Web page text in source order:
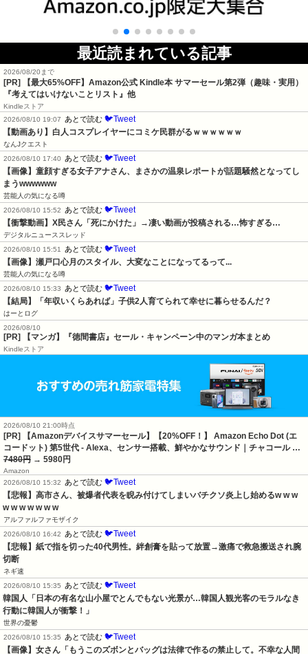
最近読まれている記事
2026/08/20まで
[PR]
【最大65%OFF】Amazon公式 Kindle本 サマーセール第2弾（趣味・実用）
『考えてはいけないことリスト』他
Kindleストア
2026/08/10 19:07
あとで読む 🐦Tweet
【動画あり】白人コスプレイヤーにコミケ民群がるｗｗｗｗｗｗ
なんJクエスト
2026/08/10 17:40
あとで読む 🐦Tweet
【画像】童顔すぎる女子アナさん、まさかの温泉レポートが話題騒然となってし
まうwwwwww
芸能人の気になる噂
2026/08/10 15:52
あとで読む 🐦Tweet
【衝撃動画】X民さん「死にかけた」→凄い動画が投稿される…怖すぎる…
デジタルニューススレッド
2026/08/10 15:51
あとで読む 🐦Tweet
【画像】瀬戸口心月のスタイル、大変なことになってるって...
芸能人の気になる噂
2026/08/10 15:33
あとで読む 🐦Tweet
【結局】「年収いくらあれば」子供2人育てられて幸せに暮らせるんだ？
はーとログ
2026/08/10
[PR] 【マンガ】『徳間書店』セール・キャンペーン中のマンガ本まとめ
Kindleストア
2026/08/10 21:00時点
[PR] 【Amazonデバイスサマーセール】【20%OFF！】 Amazon Echo Dot (エ
コードット) 第5世代 - Alexa、センサー搭載、鮮やかなサウンド｜チャコール …
7480円 → 5980円
Amazon
2026/08/10 15:32
あとで読む 🐦Tweet
【悲報】高市さん、被爆者代表を睨み付けてしまいバチクソ炎上し始めるw w w
w w w w w w w
アルファルファモザイク
2026/08/10 16:42
あとで読む 🐦Tweet
【悲報】紙で指を切った40代男性。絆創膏を貼って放置→激痛で救急搬送され腕
切断
ネギ速
2026/08/10 15:35
あとで読む 🐦Tweet
韓国人「日本の有名な山小屋でとんでもない光景が…韓国人観光客のモラルなき
行動に韓国人が衝撃！」
世界の憂鬱
2026/08/10 15:35
あとで読む 🐦Tweet
【画像】女さん「もうこのズボンとバッグは法律で作るの禁止して。不幸な人間